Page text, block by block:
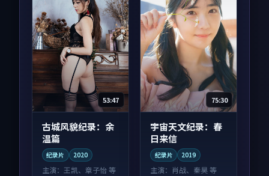
53:47
古城风貌纪录：余
温篇
纪录片 2020
主演： 王凯、章子怡 等
75:30
宇宙天文纪录：春
日来信
纪录片 2019
主演： 肖战、秦昊 等